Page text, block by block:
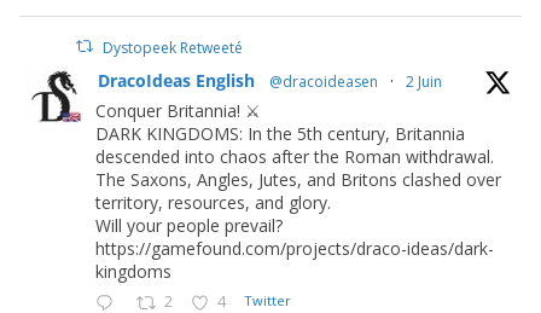
Dystopeek Retweeté
DracoIdeas English @dracoideasen · 2 Juin
Conquer Britannia! ⚔️
DARK KINGDOMS: In the 5th century, Britannia
descended into chaos after the Roman withdrawal.
The Saxons, Angles, Jutes, and Britons clashed over
territory, resources, and glory.
Will your people prevail?
https://gamefound.com/projects/draco-ideas/dark-
kingdoms
2 4 Twitter